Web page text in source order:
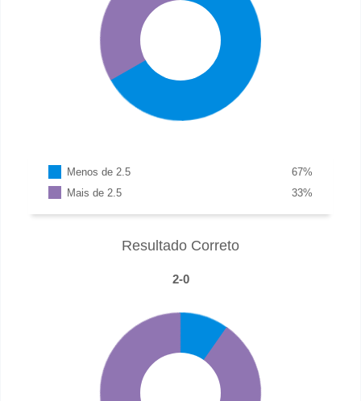
Menos de 2.5 %
67
Mais de 2.5
%
33
Resultado Correto
2-0